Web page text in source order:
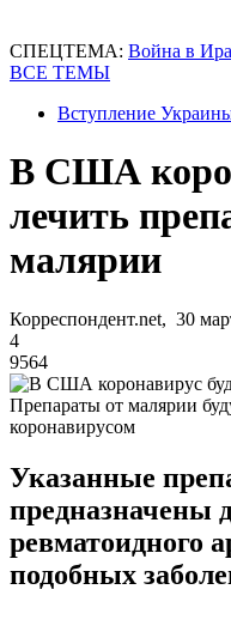
СПЕЦТЕМА: Война в
ВСЕ ТЕМЫ
Вступление
В США
лечить
малярии
Корреспондент.net, 30
4
9564
Препараты от малярии
коронавирусом
Указанные
предназначены
ревматоидного
подобных